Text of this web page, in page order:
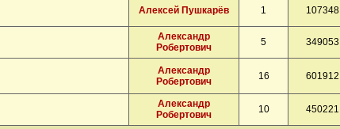
Алексей Пушкарёв 1 107348
Александр
Робертович
5 349053
Александр
Робертович
16 601912
Александр
Робертович
10 450221